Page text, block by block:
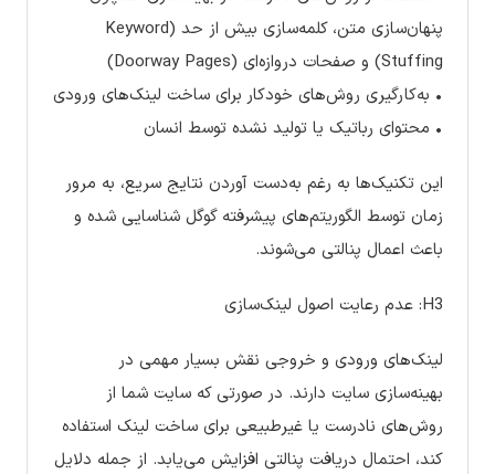
پنهان‌سازی متن، کلمه‌سازی بیش از حد (Keyword
Stuffing) و صفحات دروازه‌ای (Doorway Pages)
• به‌کارگیری روش‌های خودکار برای ساخت لینک‌های ورودی
• محتوای رباتیک یا تولید نشده توسط انسان
این تکنیک‌ها به رغم به‌دست آوردن نتایج سریع، به مرور
زمان توسط الگوریتم‌های پیشرفته گوگل شناسایی شده و
باعث اعمال پنالتی می‌شوند.
H3: عدم رعایت اصول لینک‌سازی
لینک‌های ورودی و خروجی نقش بسیار مهمی در
بهینه‌سازی سایت دارند. در صورتی که سایت شما از
روش‌های نادرست یا غیرطبیعی برای ساخت لینک استفاده
کند، احتمال دریافت پنالتی افزایش می‌یابد. از جمله دلایل